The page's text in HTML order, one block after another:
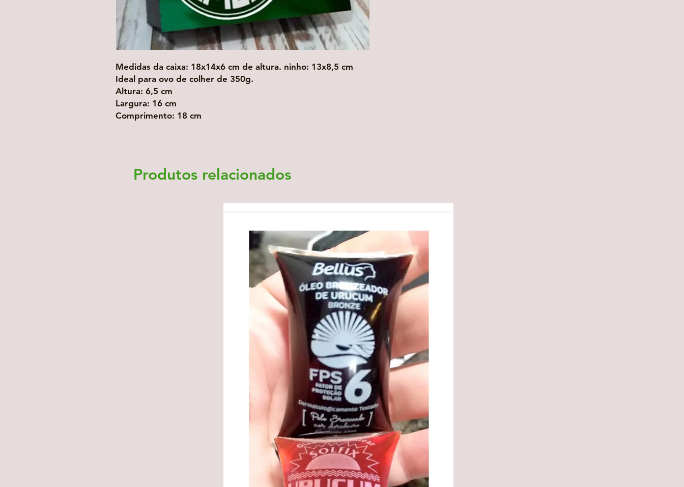
Medidas da caixa: 18x14x6 cm de altura. ninho: 13x8,5 cm
Ideal para ovo de colher de 350g.
Altura: 6,5 cm
Largura: 16 cm
Comprimento: 18 cm
Produtos relacionados